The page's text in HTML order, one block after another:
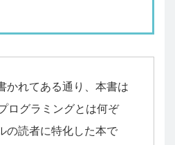
かれてある通り、本書は
ログラミングとは何ぞ
の読者に特化した本で